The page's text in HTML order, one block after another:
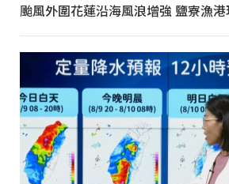
颱風外圍花蓮沿海風浪增強 鹽寮漁